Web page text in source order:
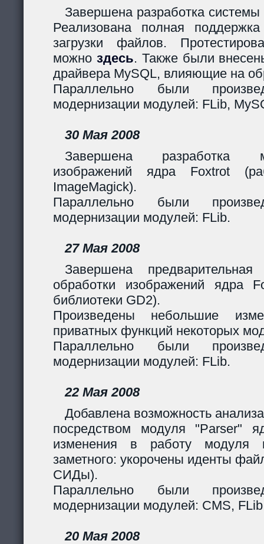
Завершена разработка
Реализована полная
загрузки файлов.
можно здесь. Также были
драйвера MySQL, влияющие на
Параллельно были
модернизации модулей: FLib,
30 Мая 2008
Завершена разработка
изображений ядра Foxtrot
ImageMagick).
Параллельно были
модернизации модулей: FLib.
27 Мая 2008
Завершена
обработки изображений ядра
библиотеки GD2).
Произведены небольшие
приватных функций некоторых
Параллельно были
модернизации модулей: FLib.
22 Мая 2008
Добавлена возможность
посредством модуля "Parser"
изменения в работу модуля
заметного: укорочены иденты
СИДы).
Параллельно были
модернизации модулей: CMS,
20 Мая 2008